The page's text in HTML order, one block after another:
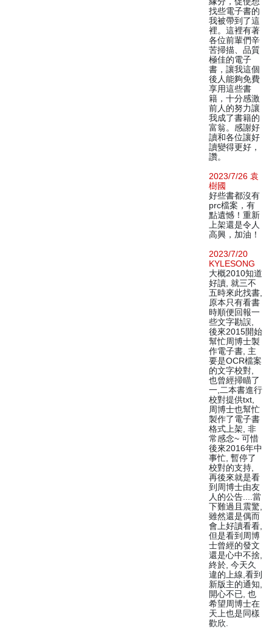
找些電子書的
我被帶到了這
裡。這裡有著
各位前輩們辛
苦掃描、品質
極佳的電子
書，讓我這個
後人能夠免費
享用這些書
籍，十分感激
前人的努力讓
我成了書籍的
富翁。感謝好
讀和各位讓好
讀變得更好，
讚。
2023/7/26 袁
樹國
好些書都沒有
prc檔案，有
點遺憾！重新
上架還是令人
高興，加油！
2023/7/20
KYLESONG
大概2010知道
好讀, 就三不
五時來此找書,
原本只有看書
時順便回報一
些文字勘誤,
後來2015開始
幫忙周博士製
作電子書, 主
要是OCR檔案
的文字校對,
也曾經掃瞄了
一,二本書進行
校對提供txt,
周博士也幫忙
製作了電子書
格式上架, 非
常感念~ 可惜
後來2016年中
事忙, 暫停了
校對的支持,
再後來就是看
到周博士由友
人的公告....當
下難過且震驚,
雖然還是偶而
會上好讀看看,
但是看到周博
士曾經的發文
還是心中不捨,
終於, 今天久
違的上線,看到
新版主的通知,
開心不已, 也
希望周博士在
天上也是同樣
歡欣.